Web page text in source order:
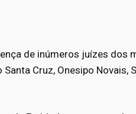
de inúmeros juízes dos
Cruz, Onesipo Novais,